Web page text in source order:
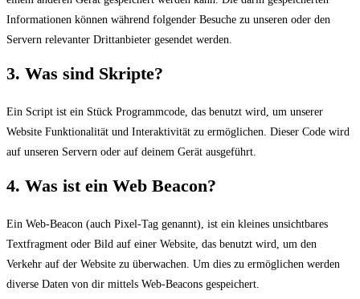
Informationen können während folgender Besuche zu unseren oder den
Servern relevanter Drittanbieter gesendet werden.
3. Was sind Skripte?
Ein Script ist ein Stück Programmcode, das benutzt wird, um unserer
Website Funktionalität und Interaktivität zu ermöglichen. Dieser Code wird
auf unseren Servern oder auf deinem Gerät ausgeführt.
4. Was ist ein Web Beacon?
Ein Web-Beacon (auch Pixel-Tag genannt), ist ein kleines unsichtbares
Textfragment oder Bild auf einer Website, das benutzt wird, um den
Verkehr auf der Website zu überwachen. Um dies zu ermöglichen werden
diverse Daten von dir mittels Web-Beacons gespeichert.